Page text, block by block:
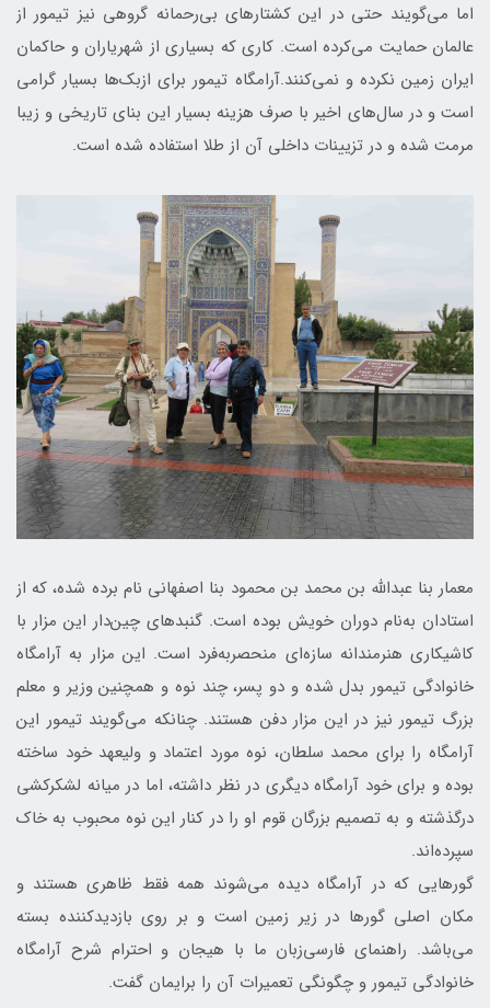
اما می‌گویند حتی در این کشتارهای بی‌رحمانه گروهی نیز تیمور از
عالمان حمایت می‌کرده است. کاری که بسیاری از شهریاران و حاکمان
ایران زمین نکرده و نمی‌کنند.آرامگاه تیمور برای ازبک‌ها بسیار گرامی
است و در سال‌های اخیر با صرف هزینه بسیار این بنای تاریخی و زیبا
مرمت شده و در تزیینات داخلی آن از طلا استفاده شده است.
معمار بنا عبدالله بن محمد بن محمود بنا اصفهانی نام برده شده، که از
استادان به‌نام دوران خویش بوده است. گنبدهای چین‌دار این مزار با
کاشیکاری هنرمندانه سازه‌ای منحصربه‌فرد است. این مزار به آرامگاه
خانوادگی تیمور بدل شده و دو پسر، چند نوه و همچنین وزیر و معلم
بزرگ تیمور نیز در این مزار دفن هستند. چنانکه می‌گویند تیمور این
آرامگاه را برای محمد سلطان، نوه مورد اعتماد و ولیعهد خود ساخته
بوده و برای خود آرامگاه دیگری در نظر داشته، اما در میانه لشکرکشی
درگذشته و به تصمیم بزرگان قوم او را در کنار این نوه محبوب به خاک
سپرده‌اند.
گورهایی که در آرامگاه دیده می‌شوند همه فقط ظاهری هستند و
مکان اصلی گورها در زیر زمین است و بر روی بازدیدکننده بسته
می‌باشد. راهنمای فارسی‌زبان ما با هیجان و احترام شرح آرامگاه
خانوادگی تیمور و چگونگی تعمیرات آن را برایمان گفت.